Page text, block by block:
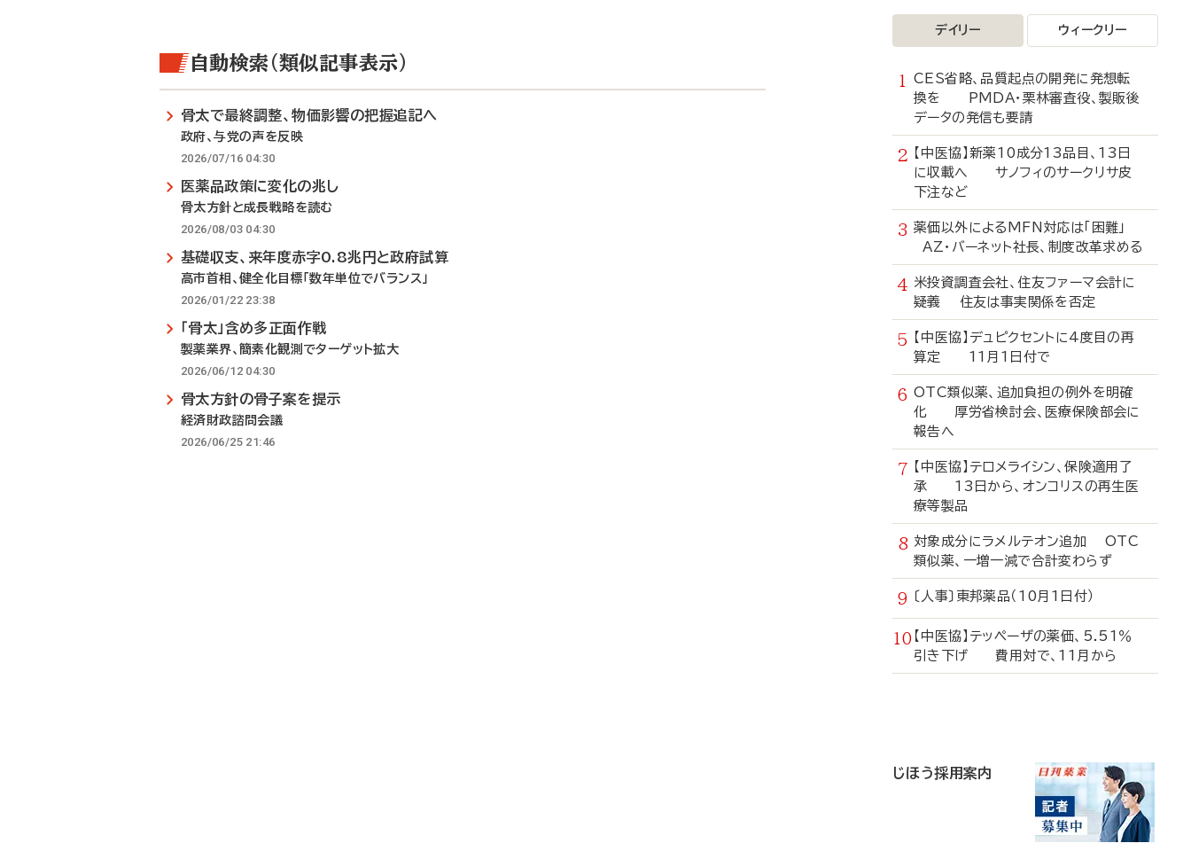
自動検索（類似記事表示）
骨太で最終調整、物価影響の把握追記へ
政府、与党の声を反映
2026/07/16 04:30
医薬品政策に変化の兆し
骨太方針と成長戦略を読む
2026/08/03 04:30
基礎収支、来年度赤字0.8兆円と政府試算
高市首相、健全化目標「数年単位でバランス」
2026/01/22 23:38
「骨太」含め多正面作戦
製薬業界、簡素化観測でターゲット拡大
2026/06/12 04:30
骨太方針の骨子案を提示
経済財政諮問会議
2026/06/25 21:46
デイリー ウィークリー
CES省略、品質起点の開発に発想転
換を PMDA・栗林審査役、製販後
データの発信も要請
【中医協】新薬10成分13品目、13日
に収載へ サノフィのサークリサ皮
下注など
薬価以外によるMFN対応は「困難」
AZ・バーネット社長、制度改革求める
米投資調査会社、住友ファーマ会計に
疑義 住友は事実関係を否定
【中医協】デュピクセントに4度目の再
算定 11月1日付で
OTC類似薬、追加負担の例外を明確
化 厚労省検討会、医療保険部会に
報告へ
【中医協】テロメライシン、保険適用了
承 13日から、オンコリスの再生医
療等製品
対象成分にラメルテオン追加 OTC
類似薬、一増一減で合計変わらず
〔人事〕東邦薬品（10月1日付）
【中医協】テッペーザの薬価、5.51％
引き下げ 費用対で、11月から
じほう採用案内